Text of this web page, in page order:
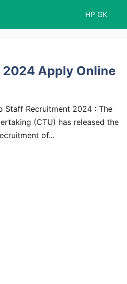
HP GK
Apply Online
Staff Recruitment 2024 : The
(CTU) has released the
of...